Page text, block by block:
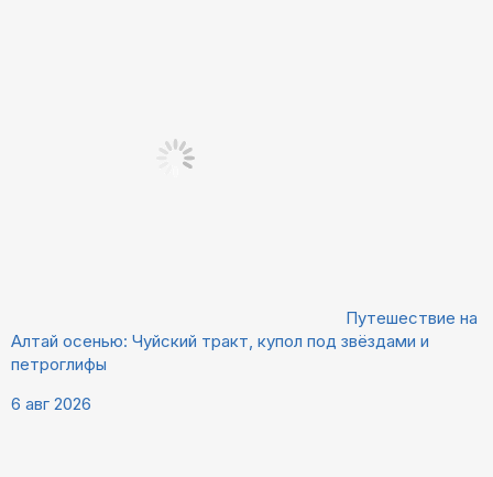
Путешествие на
Алтай осенью: Чуйский тракт, купол под звёздами и
петроглифы
6 авг 2026